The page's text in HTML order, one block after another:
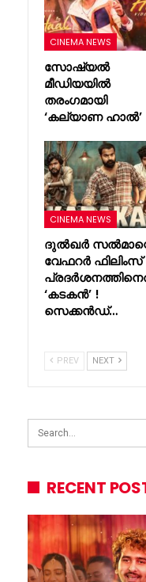
CINEMA NEWS
സോഷ്യൽ
മീഡിയയിൽ
തരംഗമായി
‘കല്യാണ ഹാൽ’
CINEMA NEWS
ദുൽഖർ
വേഫറർ ഫിലിംസ്
‘കടകൻ’ !
സെക്കൻഡ്…
PREV NEXT
RECENT